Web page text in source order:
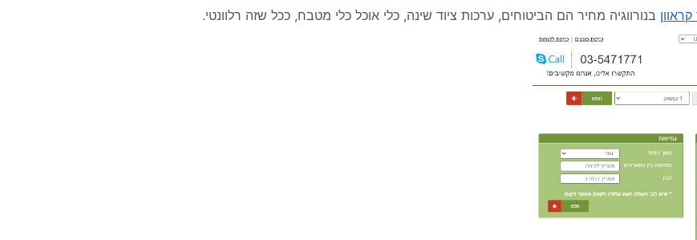
בנורווגיה מחיר הם הביטוחים, ערכות ציוד שינה, כלי אוכל כלי מטבח, ככל שזה רלוונטי.